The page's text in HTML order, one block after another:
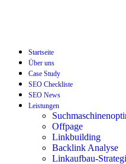
Startseite
Über uns
Case Study
SEO Checkliste
SEO News
Leistungen
Offpage
Linkbuilding
Backlink Analyse
Linkaufbau-